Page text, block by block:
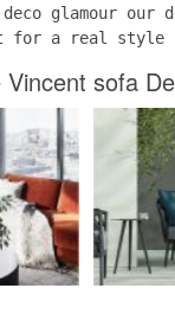
glamour our
for a real style
sofa